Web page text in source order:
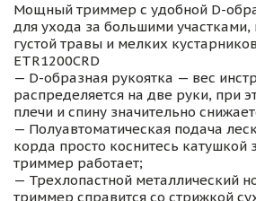
Мощный триммер с удобной D-
для ухода за большими участками,
густой травы и мелких
ETR1200CRD
— D-образная рукоятка — вес
распределяется на две руки, при
плечи и спину значительно
— Полуавтоматическая подача
корда просто коснитесь катушкой
триммер работает;
— Трехлопастной металлический
триммер справится со стрижкой